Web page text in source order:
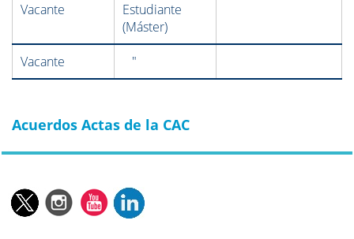
Vacante
Estudiante
(Máster)
Vacante
"
Acuerdos Actas de la CAC